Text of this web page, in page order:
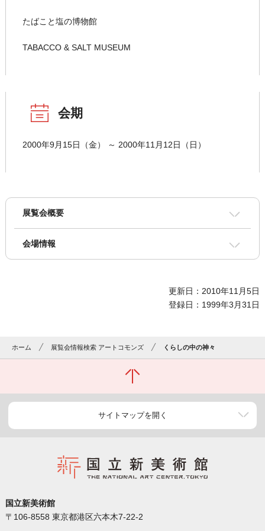
たばこと塩の博物館
TABACCO & SALT MUSEUM
会期
2000年9月15日（金） ～ 2000年11月12日（日）
展覧会概要
会場情報
更新日：2010年11月5日
登録日：1999年3月31日
ホーム 展覧会情報検索 アートコモンズ くらしの中の神々
サイトマップを開く
国立新美術館
〒106-8558 東京都港区六本木7-22-2